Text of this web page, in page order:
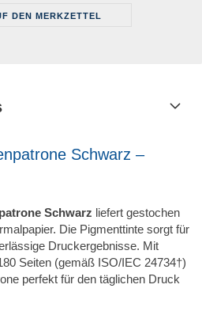
DEN MERKZETTEL
Schwarz –
Schwarz liefert gestochen
Die Pigmenttinte sorgt für
Druckergebnisse. Mit
Seiten (gemäß ISO/IEC 24734†)
perfekt für den täglichen Druck